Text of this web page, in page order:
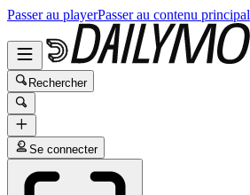
Passer au playerPasser au contenu principal
Rechercher
Se connecter